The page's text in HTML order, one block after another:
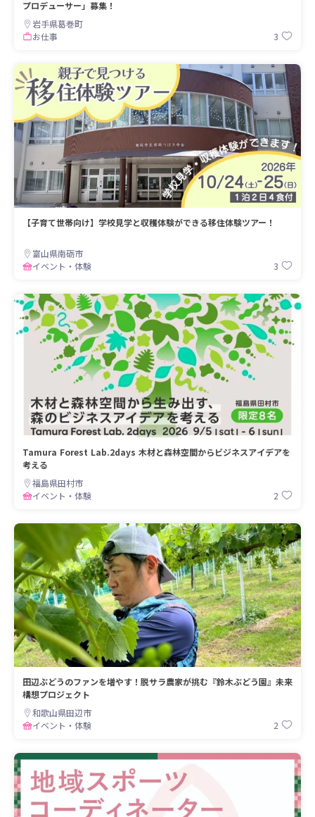
プロデューサー」募集！
岩手県葛巻町
お仕事
3
【子育て世帯向け】学校見学と収穫体験ができる移住体験ツアー！
富山県南砺市
イベント・体験
3
Tamura Forest Lab.2days 木材と森林空間からビジネスアイデアを
考える
福島県田村市
イベント・体験
2
田辺ぶどうのファンを増やす！脱サラ農家が挑む『鈴木ぶどう園』未来
構想プロジェクト
和歌山県田辺市
イベント・体験
2